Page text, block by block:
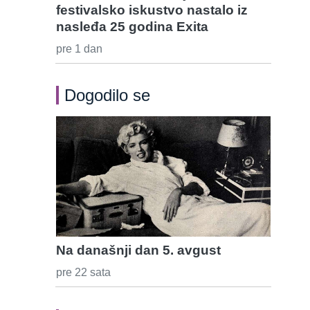
festivalsko iskustvo nastalo iz
nasleđa 25 godina Exita
pre 1 dan
Dogodilo se
Na današnji dan 5. avgust
pre 22 sata